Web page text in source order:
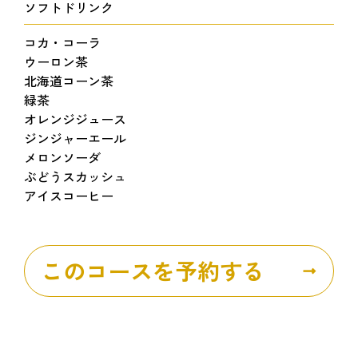
ソフトドリンク
コカ・コーラ
ウーロン茶
北海道コーン茶
緑茶
オレンジジュース
ジンジャーエール
メロンソーダ
ぶどうスカッシュ
アイスコーヒー
このコースを予約する